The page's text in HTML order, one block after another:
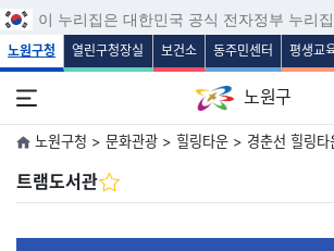
본문 바로가기
주메뉴 바로가기
보조메뉴 바로가기
푸터 바로가기
이 누리집은 대한민국 공식 전자정부 누리
노원구청 열린구청장실 보건소 동주민센터 평생교
노원구
노원구청 > 문화관광 > 힐링타운 > 경춘선 힐링
트램도서관